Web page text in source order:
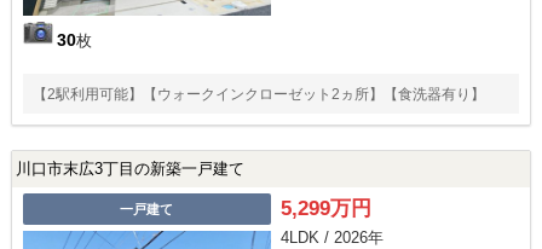
30枚
【2駅利用可能】【ウォークインクローゼット2ヵ所】【食洗器有り】
川口市末広3丁目の新築一戸建て
一戸建て 5,299万円
4LDK / 2026年